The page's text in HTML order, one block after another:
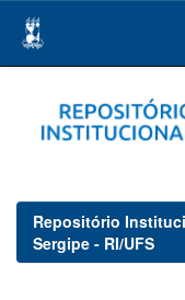
navigation
Repositório
Sergipe - RI/UFS